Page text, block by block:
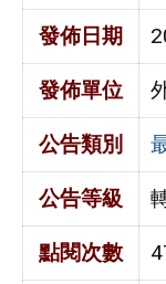
發佈日期
發佈單位
公告類別
公告等級
點閱次數